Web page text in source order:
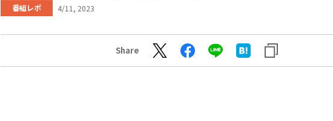
番組レポ 4/11, 2023
Share